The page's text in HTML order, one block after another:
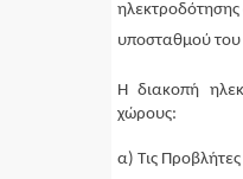
υποσταθμού του
Η διακοπή
χώρους:
α) Τις Προβλήτες